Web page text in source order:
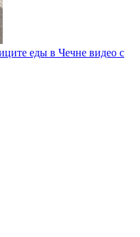
еды в Чечне видео с